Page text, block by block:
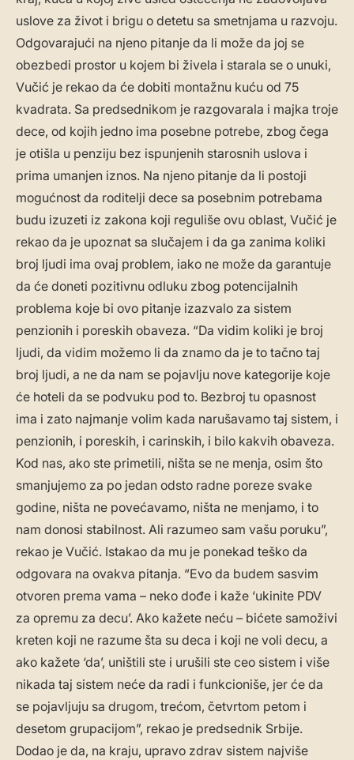
uslove za život i brigu o detetu sa smetnjama u razvoju.
Odgovarajući na njeno pitanje da li može da joj se
obezbedi prostor u kojem bi živela i starala se o unuki,
Vučić je rekao da će dobiti montažnu kuću od 75
kvadrata. Sa predsednikom je razgovarala i majka troje
dece, od kojih jedno ima posebne potrebe, zbog čega
je otišla u penziju bez ispunjenih starosnih uslova i
prima umanjen iznos. Na njeno pitanje da li postoji
mogućnost da roditelji dece sa posebnim potrebama
budu izuzeti iz zakona koji reguliše ovu oblast, Vučić je
rekao da je upoznat sa slučajem i da ga zanima koliki
broj ljudi ima ovaj problem, iako ne može da garantuje
da će doneti pozitivnu odluku zbog potencijalnih
problema koje bi ovo pitanje izazvalo za sistem
penzionih i poreskih obaveza. “Da vidim koliki je broj
ljudi, da vidim možemo li da znamo da je to tačno taj
broj ljudi, a ne da nam se pojavlju nove kategorije koje
će hoteli da se podvuku pod to. Bezbroj tu opasnost
ima i zato najmanje volim kada narušavamo taj sistem, i
penzionih, i poreskih, i carinskih, i bilo kakvih obaveza.
Kod nas, ako ste primetili, ništa se ne menja, osim što
smanjujemo za po jedan odsto radne poreze svake
godine, ništa ne povećavamo, ništa ne menjamo, i to
nam donosi stabilnost. Ali razumeo sam vašu poruku”,
rekao je Vučić. Istakao da mu je ponekad teško da
odgovara na ovakva pitanja. “Evo da budem sasvim
otvoren prema vama – neko dođe i kaže ‘ukinite PDV
za opremu za decu’. Ako kažete neću – bićete samoživi
kreten koji ne razume šta su deca i koji ne voli decu, a
ako kažete ‘da’, uništili ste i urušili ste ceo sistem i više
nikada taj sistem neće da radi i funkcioniše, jer će da
se pojavljuju sa drugom, trećom, četvrtom petom i
desetom grupacijom”, rekao je predsednik Srbije.
Dodao je da, na kraju, upravo zdrav sistem najviše